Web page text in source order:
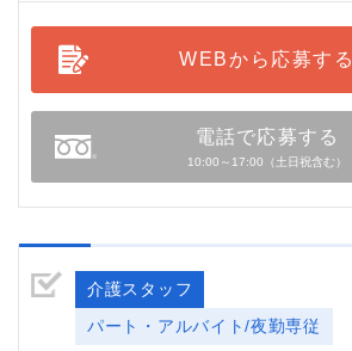
WEBから応募する
電話で応募する
10:00～17:00（土日祝含む）
介護スタッフ
パート・アルバイト/夜勤専従